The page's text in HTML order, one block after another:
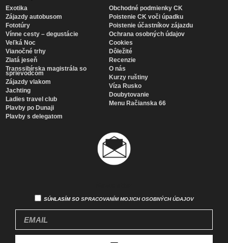
Exotika
Zájazdy autobusom
Fototúry
Vínne cesty – degustácie
Veľká Noc
Vianočné trhy
Zlatá jeseň
Transsibírska magistrála so
sprievodcom
Zájazdy vlakom
Jachting
Ladies travel club
Plavby po Dunaji
Plavby s delegatom
Obchodné podmienky CK
Poistenie CK voči úpadku
Poistenie účastníkov zájazdu
Ochrana osobných údajov
Cookies
Dôležité
Recenzie
O nás
Kurzy ruštiny
Víza Rusko
Doubytovanie
Menu Račianska 66
SÚHLASÍM SO SPRACOVANÍM MOJICH OSOBNÝCH ÚDAJOV